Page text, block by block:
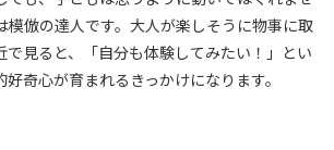
模倣の達人です。大人が楽しそうに物事に取
で見ると、「自分も体験してみたい！」とい
奇心が育まれるきっかけになります。